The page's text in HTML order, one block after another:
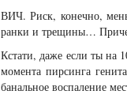
ВИЧ. Риск, конечно,
ранки и трещины…
Кстати, даже если ты на
момента пирсинга
банальное воспаление